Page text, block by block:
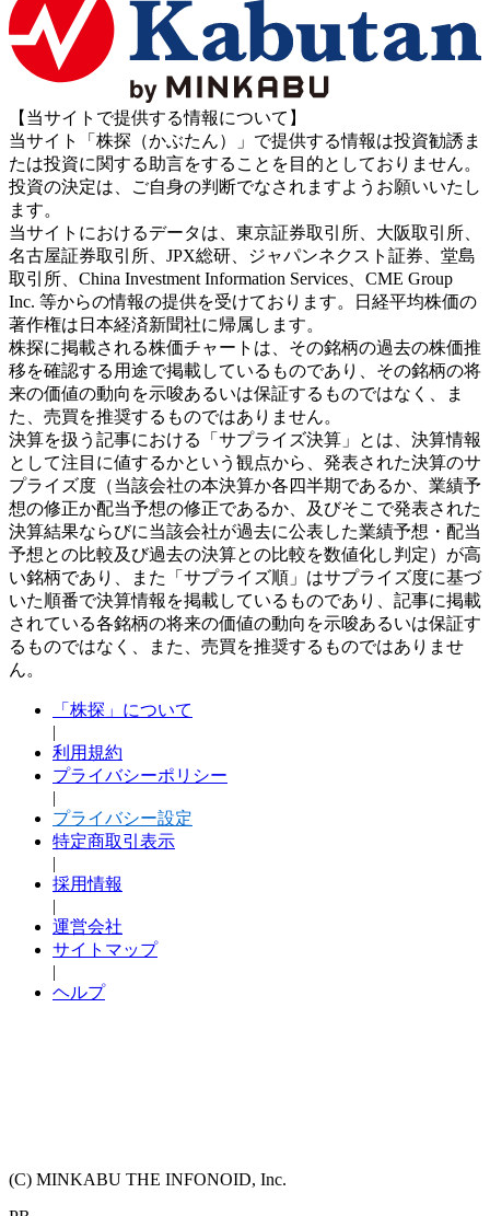
【当サイトで提供する情報について】
当サイト「株探（かぶたん）」で提供する情報は投資勧誘ま
たは投資に関する助言をすることを目的としておりません。
投資の決定は、ご自身の判断でなされますようお願いいたし
ます。
当サイトにおけるデータは、東京証券取引所、大阪取引所、
名古屋証券取引所、JPX総研、ジャパンネクスト証券、堂島
取引所、China Investment Information Services、CME Group
Inc. 等からの情報の提供を受けております。日経平均株価の
著作権は日本経済新聞社に帰属します。
株探に掲載される株価チャートは、その銘柄の過去の株価推
移を確認する用途で掲載しているものであり、その銘柄の将
来の価値の動向を示唆あるいは保証するものではなく、ま
た、売買を推奨するものではありません。
決算を扱う記事における「サプライズ決算」とは、決算情報
として注目に値するかという観点から、発表された決算のサ
プライズ度（当該会社の本決算か各四半期であるか、業績予
想の修正か配当予想の修正であるか、及びそこで発表された
決算結果ならびに当該会社が過去に公表した業績予想・配当
予想との比較及び過去の決算との比較を数値化し判定）が高
い銘柄であり、また「サプライズ順」はサプライズ度に基づ
いた順番で決算情報を掲載しているものであり、記事に掲載
されている各銘柄の将来の価値の動向を示唆あるいは保証す
るものではなく、また、売買を推奨するものではありませ
ん。
「株探」について
|
利用規約
プライバシーポリシー
|
プライバシー設定
特定商取引表示
|
採用情報
|
運営会社
サイトマップ
|
ヘルプ
(C) MINKABU THE INFONOID, Inc.